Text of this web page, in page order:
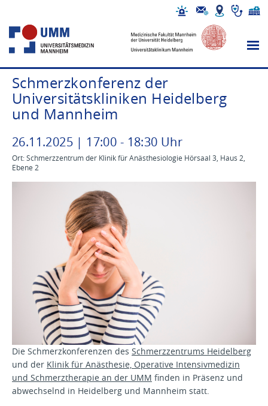
Schmerzkonferenz der
Universitätskliniken Heidelberg
und Mannheim
26.11.2025 | 17:00 - 18:30 Uhr
Ort: Schmerzzentrum der Klinik für Anästhesiologie Hörsaal 3, Haus 2,
Ebene 2
Die Schmerzkonferenzen des Schmerzzentrums Heidelberg
und der Klinik für Anästhesie, Operative Intensivmedizin
und Schmerztherapie an der UMM finden in Präsenz und
abwechselnd in Heidelberg und Mannheim statt.